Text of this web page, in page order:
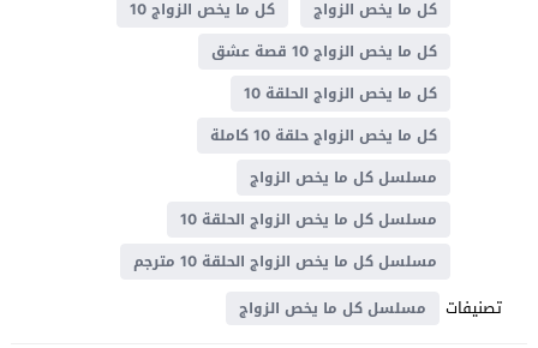
كل ما يخص الزواج
كل ما يخص الزواج 10
كل ما يخص الزواج 10 قصة عشق
كل ما يخص الزواج الحلقة 10
كل ما يخص الزواج حلقة 10 كاملة
مسلسل كل ما يخص الزواج
مسلسل كل ما يخص الزواج الحلقة 10
مسلسل كل ما يخص الزواج الحلقة 10 مترجم
تصنيفات مسلسل كل ما يخص الزواج